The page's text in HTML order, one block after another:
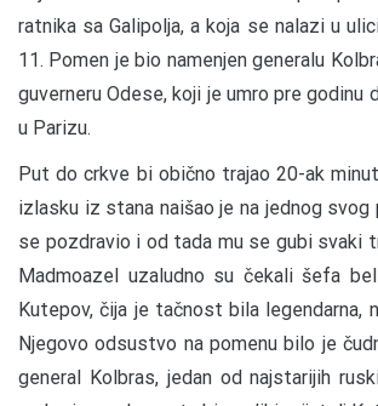
ratnika sa Galipolja, a koja se nalazi u
11. Pomen je bio namenjen generalu
guverneru Odese, koji je umro pre godinu
u Parizu.
Put do crkve bi obično trajao 20-ak
izlasku iz stana naišao je na jednog svog
se pozdravio i od tada mu se gubi svaki
Madmoazel uzaludno su čekali šefa
Kutepov, čija je tačnost bila legendarna,
Njegovo odsustvo na pomenu bilo je
general Kolbras, jedan od najstarijih